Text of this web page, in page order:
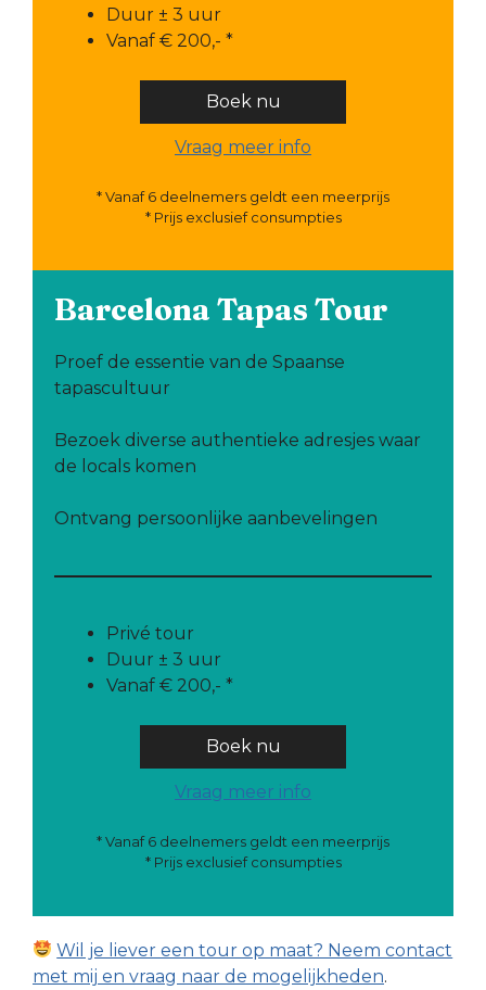
Duur ± 3 uur
Vanaf € 200,- *
Boek nu
Vraag meer info
* Vanaf 6 deelnemers geldt een meerprijs
* Prijs exclusief consumpties
Barcelona Tapas Tour
Proef de essentie van de Spaanse
tapascultuur
Bezoek diverse authentieke adresjes waar
de locals komen
Ontvang persoonlijke aanbevelingen
Privé tour
Duur ± 3 uur
Vanaf € 200,- *
Boek nu
Vraag meer info
* Vanaf 6 deelnemers geldt een meerprijs
* Prijs exclusief consumpties
Wil je liever een tour op maat? Neem contact
met mij en vraag naar de mogelijkheden.